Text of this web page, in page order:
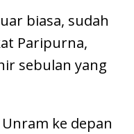
biasa, sudah
Paripurna,
sebulan yang
ke depan